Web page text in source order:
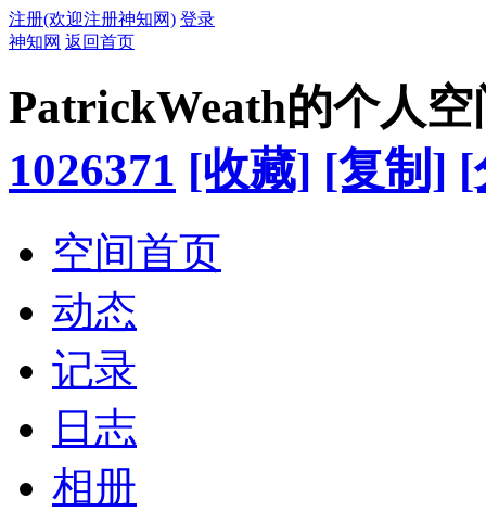
注册(欢迎注册神知网) 登录
神知网 返回首页
PatrickWeath的个人空
1026371 [收藏] [复制] [
空间首页
动态
记录
日志
相册